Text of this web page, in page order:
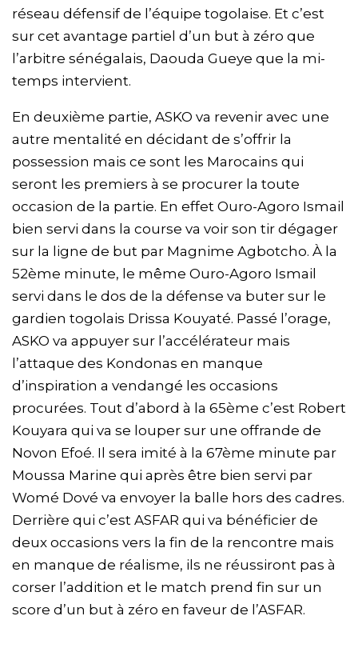
réseau défensif de l’équipe togolaise. Et c’est
sur cet avantage partiel d’un but à zéro que
l’arbitre sénégalais, Daouda Gueye que la mi-
temps intervient.
En deuxième partie, ASKO va revenir avec une
autre mentalité en décidant de s’offrir la
possession mais ce sont les Marocains qui
seront les premiers à se procurer la toute
occasion de la partie. En effet Ouro-Agoro Ismail
bien servi dans la course va voir son tir dégager
sur la ligne de but par Magnime Agbotcho. À la
52ème minute, le même Ouro-Agoro Ismail
servi dans le dos de la défense va buter sur le
gardien togolais Drissa Kouyaté. Passé l’orage,
ASKO va appuyer sur l’accélérateur mais
l’attaque des Kondonas en manque
d’inspiration a vendangé les occasions
procurées. Tout d’abord à la 65ème c’est Robert
Kouyara qui va se louper sur une offrande de
Novon Efoé. Il sera imité à la 67ème minute par
Moussa Marine qui après être bien servi par
Womé Dové va envoyer la balle hors des cadres.
Derrière qui c’est ASFAR qui va bénéficier de
deux occasions vers la fin de la rencontre mais
en manque de réalisme, ils ne réussiront pas à
corser l’addition et le match prend fin sur un
score d’un but à zéro en faveur de l’ASFAR.